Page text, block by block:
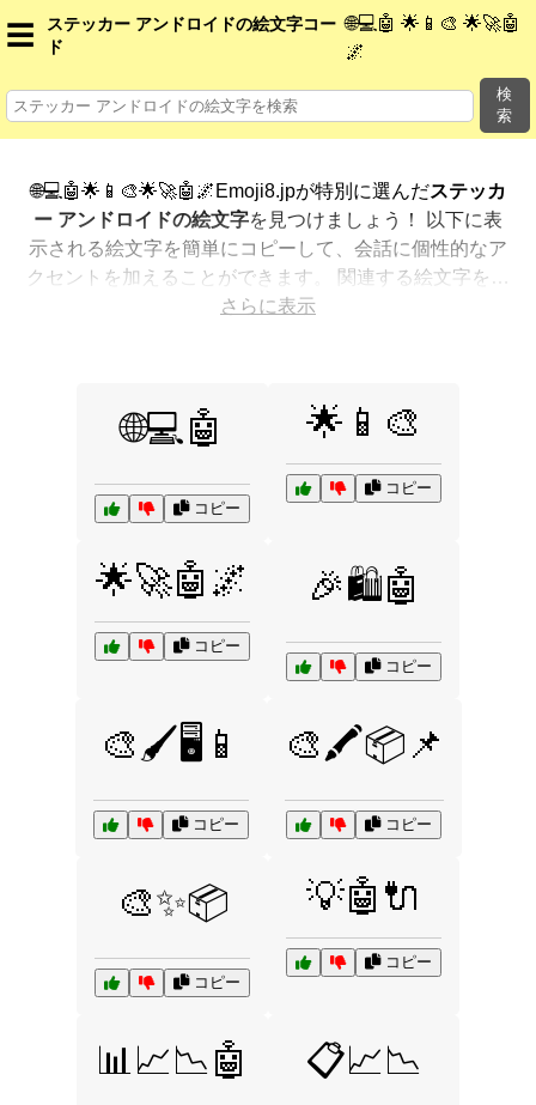
☰
ステッカー アンドロイドの絵文字コー
ド
🌐💻🤖 🌟📱🎨 🌟🚀🤖
🌌
検
索
🌐💻🤖🌟📱🎨🌟🚀🤖🌌Emoji8.jpが特別に選んだステッカ
ー アンドロイドの絵文字を見つけましょう！ 以下に表
示される絵文字を簡単にコピーして、会話に個性的なア
クセントを加えることができます。 関連する絵文字を最
も人気のある順に表示しました。さらに多くのオプショ
さらに表示
🌐💻🤖
コピー
🌟📱🎨
コピー
🌟🚀🤖🌌
コピー
🎉🛍️🤖
コピー
🎨🖌️🖥️📱
コピー
🎨🖍️📦📌
コピー
🎨✨📦
コピー
💡🤖🔌
コピー
📊📈📉🤖 📋📈📉